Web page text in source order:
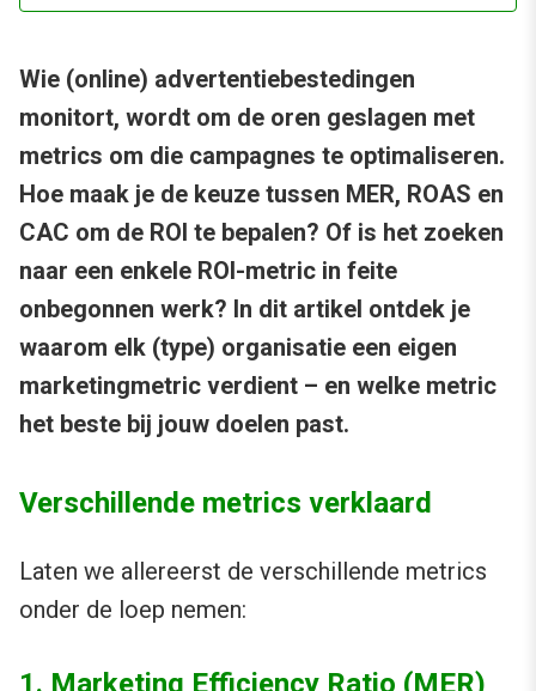
Wie (online) advertentiebestedingen
monitort, wordt om de oren geslagen met
metrics om die campagnes te optimaliseren.
Hoe maak je de keuze tussen MER, ROAS en
CAC om de ROI te bepalen? Of is het zoeken
naar een enkele ROI-metric in feite
onbegonnen werk? In dit artikel ontdek je
waarom elk (type) organisatie een eigen
marketingmetric verdient – en welke metric
het beste bij jouw doelen past.
Verschillende metrics verklaard
Laten we allereerst de verschillende metrics
onder de loep nemen:
1. Marketing Efficiency Ratio (MER)